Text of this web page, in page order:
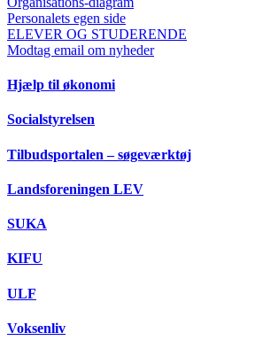
Personalets egen side
ELEVER OG STUDERENDE
Modtag email om nyheder
Hjælp til økonomi
Socialstyrelsen
Tilbudsportalen – søgeværktøj
Landsforeningen LEV
SUKA
KIFU
ULF
Voksenliv